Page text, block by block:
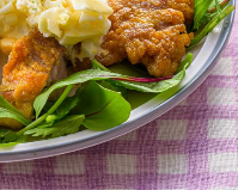
鍋用調味料
たれ